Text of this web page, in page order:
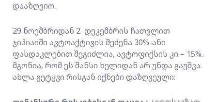
დააზღვიო.
29 ნოემბრიდან 2 დეკემბრის ჩათვლით
ჯიპიაიში ავტოაქტივის შეძენა 30%-ანი
ფასდაკლებით შეგიძლია, ავტოფიქსის კი – 15%.
მგონია, რომ ეს შანსი ხელიდან არ უნდა გაუშვა.
ახლა გეტყვი რისგან იქნები დაზღვეული: